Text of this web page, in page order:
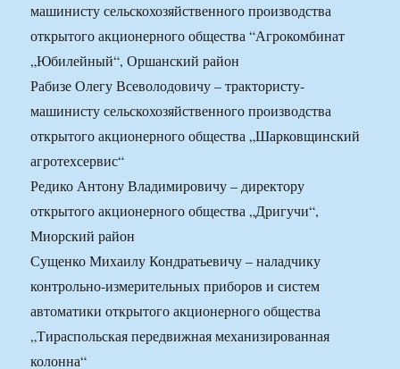
машинисту сельскохозяйственного производства
открытого акционерного общества “Агрокомбинат
„Юбилейный“, Оршанский район
Рабизе Олегу Всеволодовичу – трактористу-
машинисту сельскохозяйственного производства
открытого акционерного общества „Шарковщинский
агротехсервис“
Редико Антону Владимировичу – директору
открытого акционерного общества „Дригучи“,
Миорский район
Сущенко Михаилу Кондратьевичу – наладчику
контрольно-измерительных приборов и систем
автоматики открытого акционерного общества
„Тираспольская передвижная механизированная
колонна“